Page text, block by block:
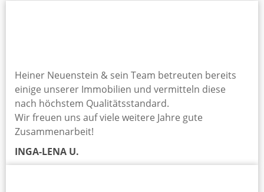
Heiner Neuenstein & sein Team betreuten bereits
einige unserer Immobilien und vermitteln diese
nach höchstem Qualitätsstandard.
Wir freuen uns auf viele weitere Jahre gute
Zusammenarbeit!
INGA-LENA U.